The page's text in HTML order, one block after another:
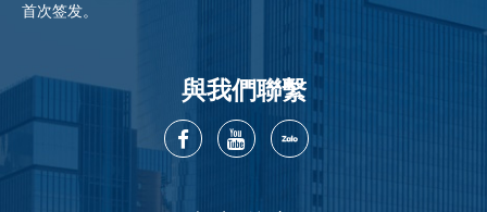
首次签发。
與我們聯繫